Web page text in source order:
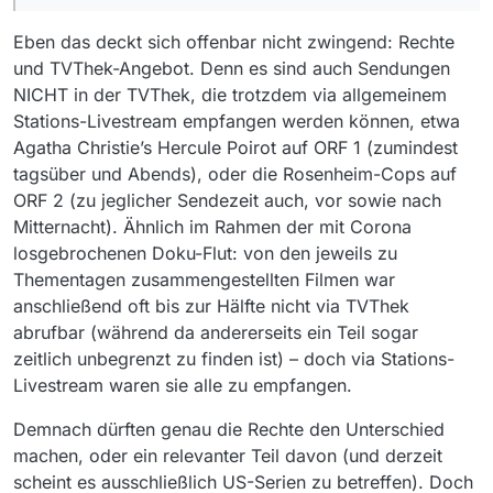
Receiver, die aufnehmen können.
Eben das deckt sich offenbar nicht zwingend: Rechte
und TVThek-Angebot. Denn es sind auch Sendungen
NICHT in der TVThek, die trotzdem via allgemeinem
Stations-Livestream empfangen werden können, etwa
Agatha Christie’s Hercule Poirot auf ORF 1 (zumindest
tagsüber und Abends), oder die Rosenheim-Cops auf
ORF 2 (zu jeglicher Sendezeit auch, vor sowie nach
Mitternacht). Ähnlich im Rahmen der mit Corona
losgebrochenen Doku-Flut: von den jeweils zu
Thementagen zusammengestellten Filmen war
anschließend oft bis zur Hälfte nicht via TVThek
abrufbar (während da andererseits ein Teil sogar
zeitlich unbegrenzt zu finden ist) – doch via Stations-
Livestream waren sie alle zu empfangen.
Demnach dürften genau die Rechte den Unterschied
machen, oder ein relevanter Teil davon (und derzeit
scheint es ausschließlich US-Serien zu betreffen). Doch